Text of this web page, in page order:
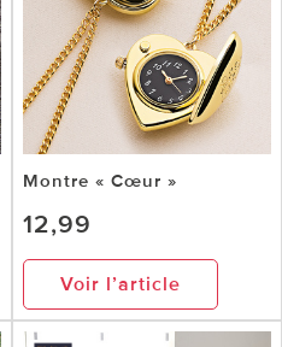
Montre « Cœur »
12,99
Voir l’article